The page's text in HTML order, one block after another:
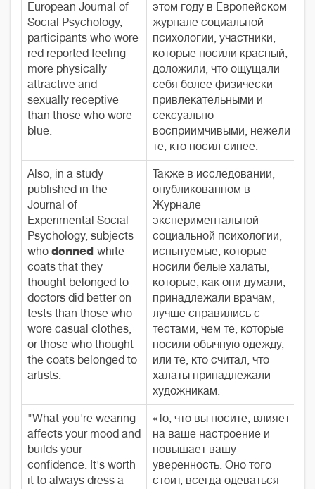
European Journal of
Social Psychology,
participants who wore
red reported feeling
more physically
attractive and
sexually receptive
than those who wore
blue.
этом году в Европейском
журнале социальной
психологии, участники,
которые носили красный,
доложили, что ощущали
себя более физически
привлекательными и
сексуально
восприимчивыми, нежели
те, кто носил синее.
Also, in a study
published in the
Journal of
Experimental Social
Psychology, subjects
who donned white
coats that they
thought belonged to
doctors did better on
tests than those who
wore casual clothes,
or those who thought
the coats belonged to
artists.
Также в исследовании,
опубликованном в
Журнале
экспериментальной
социальной психологии,
испытуемые, которые
носили белые халаты,
которые, как они думали,
принадлежали врачам,
лучше справились с
тестами, чем те, которые
носили обычную одежду,
или те, кто считал, что
халаты принадлежали
художникам.
"What you're wearing
affects your mood and
builds your
confidence. It's worth
it to always dress a
«То, что вы носите, влияет
на ваше настроение и
повышает вашу
уверенность. Оно того
стоит, всегда одеваться